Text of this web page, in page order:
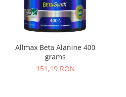
Osavi
PerfectShaker
PeScience
Power System
Allmax Beta Alanine 400
grams
151,19 RON